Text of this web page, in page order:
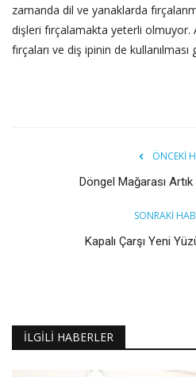
zamanda dil ve yanaklarda
dişleri fırçalamakta yeterli olmuyor.
fırçaları ve diş ipinin de kullanılması
ÖNCEKI
Döngel Mağarası
SONRAKI
Kapalı Çarşı Yeni
İLGILI HABERLER